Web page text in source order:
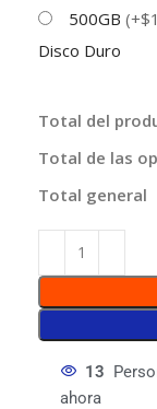
500GB
Disco Duro
Total del
Total de las
Total general
13
ahora